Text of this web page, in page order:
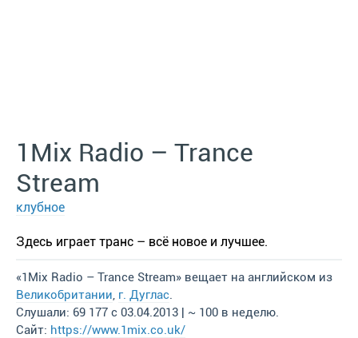
1Mix Radio – Trance
Stream
клубное
Здесь играет транс – всё новое и лучшее.
«1Mix Radio – Trance Stream» вещает на английском из
Великобритании, г. Дуглас.
Слушали: 69 177 с 03.04.2013 | ~ 100 в неделю.
Сайт: https://www.1mix.co.uk/